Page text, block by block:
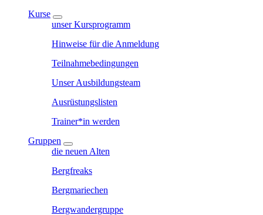
Kurse
unser Kursprogramm
Hinweise für die Anmeldung
Teilnahmebedingungen
Unser Ausbildungsteam
Ausrüstungslisten
Trainer*in werden
Gruppen
die neuen Alten
Bergfreaks
Bergmariechen
Bergwandergruppe